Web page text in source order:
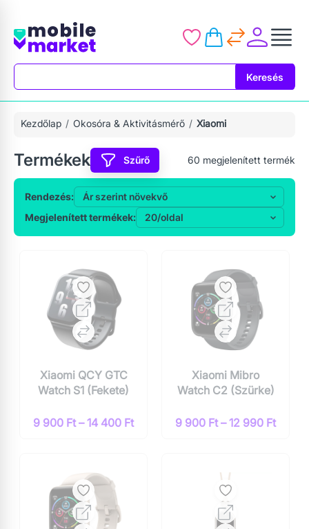
Keresés
Kezdőlap Okosóra & Aktivitásmérő Xiaomi
Termékek Szűrő 60 megjelenített termék
Rendezés:
Megjelenített termékek:
Xiaomi QCY GTC
Watch S1 (Fekete)
9 900 Ft – 14 400 Ft
Xiaomi Mibro
Watch C2 (Szürke)
9 900 Ft – 12 990 Ft